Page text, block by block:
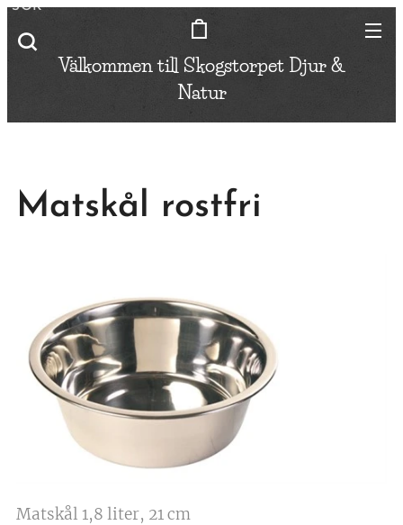
Välkommen till Skogstorpet Djur &
Natur
SÖK
Matskål rostfri
Matskål 1,8 liter, 21 cm